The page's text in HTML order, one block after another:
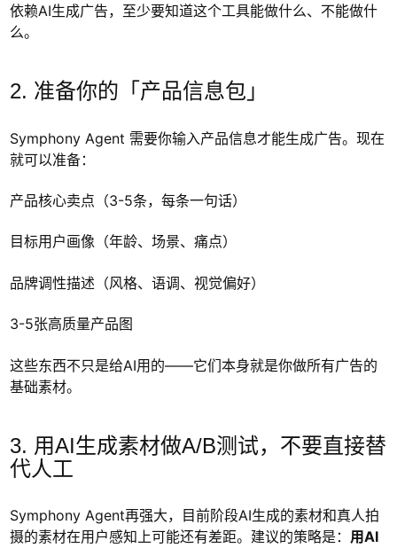
依赖AI生成广告，至少要知道这个工具能做什么、不能做什
么。
2. 准备你的「产品信息包」
Symphony Agent 需要你输入产品信息才能生成广告。现在
就可以准备：
产品核心卖点（3-5条，每条一句话）
目标用户画像（年龄、场景、痛点）
品牌调性描述（风格、语调、视觉偏好）
3-5张高质量产品图
这些东西不只是给AI用的——它们本身就是你做所有广告的
基础素材。
3. 用AI生成素材做A/B测试，不要直接替
代人工
Symphony Agent再强大，目前阶段AI生成的素材和真人拍
摄的素材在用户感知上可能还有差距。建议的策略是： 用AI